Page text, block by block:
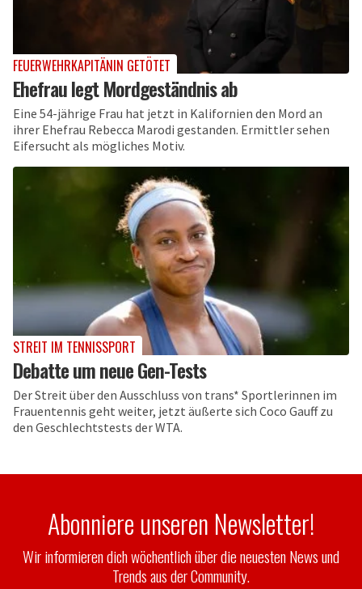
FEUERWEHRKAPITÄNIN GETÖTET
Ehefrau legt Mordgeständnis ab
Eine 54-jährige Frau hat jetzt in Kalifornien den Mord an
ihrer Ehefrau Rebecca Marodi gestanden. Ermittler sehen
Eifersucht als mögliches Motiv.
STREIT IM TENNISSPORT
Debatte um neue Gen-Tests
Der Streit über den Ausschluss von trans* Sportlerinnen im
Frauentennis geht weiter, jetzt äußerte sich Coco Gauff zu
den Geschlechtstests der WTA.
Abonniere unseren Newsletter!
Wir informieren dich wöchentlich über die neuesten News und
Trends aus der Community.